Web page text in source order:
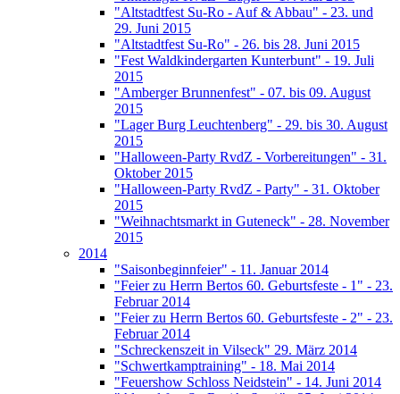
"Altstadtfest Su-Ro - Auf & Abbau" - 23. und
29. Juni 2015
"Altstadtfest Su-Ro" - 26. bis 28. Juni 2015
"Fest Waldkindergarten Kunterbunt" - 19. Juli
2015
"Amberger Brunnenfest" - 07. bis 09. August
2015
"Lager Burg Leuchtenberg" - 29. bis 30. August
2015
"Halloween-Party RvdZ - Vorbereitungen" - 31.
Oktober 2015
"Halloween-Party RvdZ - Party" - 31. Oktober
2015
"Weihnachtsmarkt in Guteneck" - 28. November
2015
2014
"Saisonbeginnfeier" - 11. Januar 2014
"Feier zu Herrn Bertos 60. Geburtsfeste - 1" - 23.
Februar 2014
"Feier zu Herrn Bertos 60. Geburtsfeste - 2" - 23.
Februar 2014
"Schreckenszeit in Vilseck" 29. März 2014
"Schwertkamptraining" - 18. Mai 2014
"Feuershow Schloss Neidstein" - 14. Juni 2014